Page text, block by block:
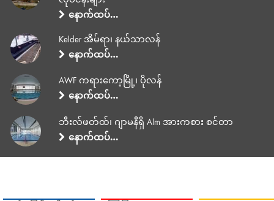
နောက်ထပ်…
Kelder အိမ်ရာ၊ နယ်သာလန်
နောက်ထပ်…
AWF ကရားကော့မြို့၊ ပိုလန်
နောက်ထပ်…
ဘီးလ်ဖတ်ထ်၊ ဂျာမနီရှိ Alm အားကစား စင်တာ
နောက်ထပ်…